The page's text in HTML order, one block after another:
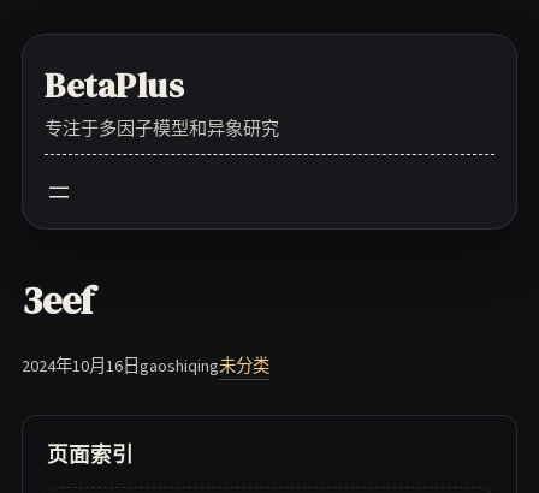
contentBetaPlus
专注于多因子模型和异象研究
3eef
2024年10月16日gaoshiqing未分类
页面索引